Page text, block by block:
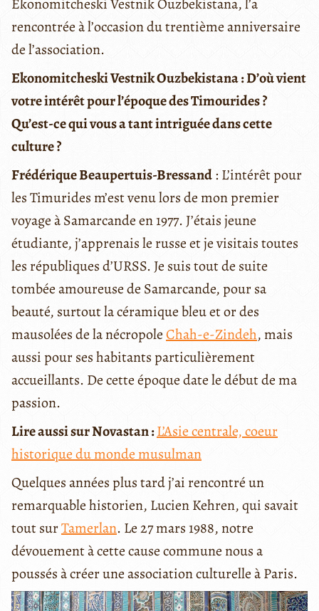
rencontrée à l’occasion du trentième anniversaire
de l’association.
Ekonomitcheski Vestnik Ouzbekistana : D’où vient
votre intérêt pour l’époque des Timourides ?
Qu’est-ce qui vous a tant intriguée dans cette
culture ?
Frédérique Beaupertuis-Bressand: L’intérêt pour
les Timurides m’est venu lors de mon premier
voyage à Samarcande en 1977. J’étais jeune
étudiante, j’apprenais le russe et je visitais toutes
les républiques d’URSS. Je suis tout de suite
tombée amoureuse de Samarcande, pour sa
beauté, surtout la céramique bleu et or des
mausolées de la nécropoleChah-e-Zindeh, mais
aussi pour ses habitants particulièrement
accueillants. De cette époque date le début de ma
passion.
Lire aussi sur Novastan :L’Asie centrale, coeur
historique du monde musulman
Quelques années plus tard j’ai rencontré un
remarquable historien, Lucien Kehren, qui savait
tout surTamerlan. Le 27 mars 1988, notre
dévouement à cette cause commune nous a
poussés à créer une association culturelle à Paris.